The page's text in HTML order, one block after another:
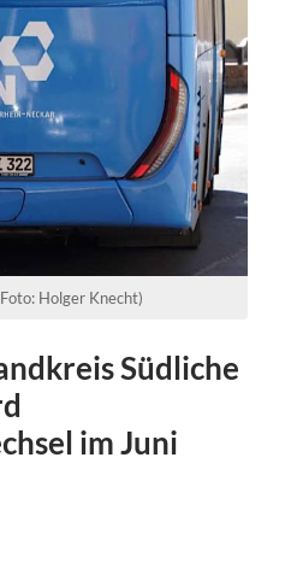
Holger Knecht)
Südliche
im Juni